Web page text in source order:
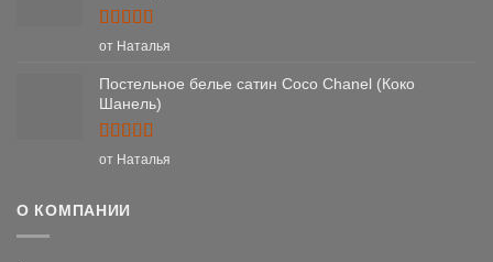
Оценка5
от Наталья
Постельное белье сатин Coco Chanel (Коко
Шанель)
Оценка5
от Наталья
О КОМПАНИИ